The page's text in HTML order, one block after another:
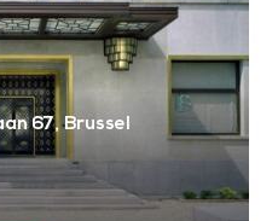
67 Brussel